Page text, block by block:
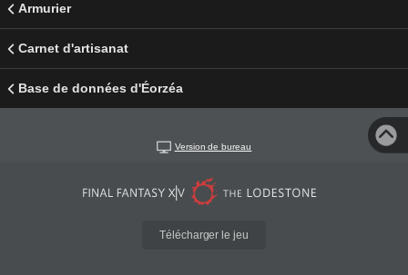
Armurier
Carnet d'artisanat
Base de données d'Éorzéa
Version de bureau
Télécharger le jeu